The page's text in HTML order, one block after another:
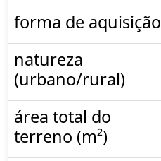
forma de aquisição
natureza
(urbano/rural)
área total do
terreno (m²)